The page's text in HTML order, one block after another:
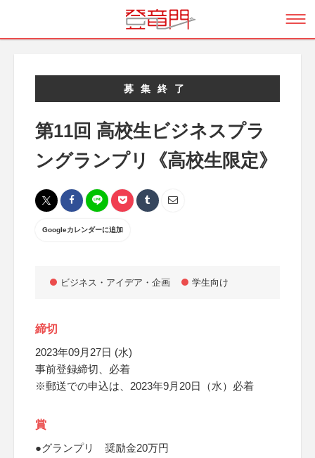
募集終了
第11回 高校生ビジネスプラ
ングランプリ《高校生限定》
Googleカレンダーに追加
ビジネス・アイデア・企画 学生向け
締切
2023年09月27日 (水)
事前登録締切、必着
※郵送での申込は、2023年9月20日（水）必着
賞
●グランプリ 奨励金20万円